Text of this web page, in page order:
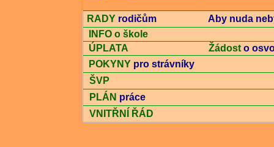
RADY rodičům
Aby nuda
INFO o škole
ÚPLATA
Žádost o
POKYNY pro strávníky
ŠVP
PLÁN práce
VNITŘNÍ ŘÁD